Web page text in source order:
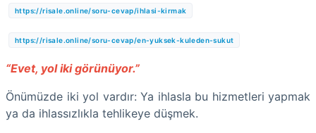
https://risale.online/soru-cevap/ihlasi-kirmak
https://risale.online/soru-cevap/en-yuksek-kuleden-sukut
“Evet, yol iki görünüyor.”
Önümüzde iki yol vardır: Ya ihlasla bu hizmetleri yapmak
ya da ihlassızlıkla tehlikeye düşmek.